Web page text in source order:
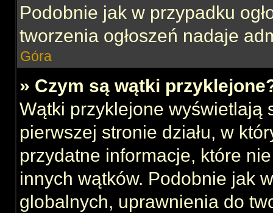
Podobnie jak w przypadku
tworzenia ogłoszeń nadaje
Góra
» Czym są wątki
Wątki przyklejone wyświetlają
pierwszej stronie działu, w
przydatne informacje, które
innych wątków. Podobnie jak
globalnych, uprawnienia do